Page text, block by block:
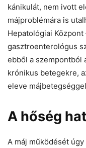
kánikulát, nem ivott
májproblémára is
Hepatológiai
gasztroenterológus
ebből a szempontból
krónikus betegekre,
eleve
A hőség
A máj működését